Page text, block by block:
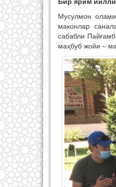
Мусулмон
маконлар
сабабли
маҳбуб жойи –